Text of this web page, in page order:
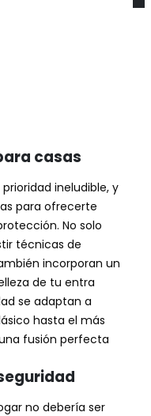
casas
ineludible, y
para ofrecerte
No solo
técnicas de
incorporan un
de tu entra
se adaptan a
hasta el más
fusión perfecta
no debería ser